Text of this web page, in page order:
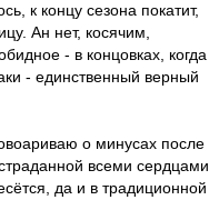
к концу сезона покатит,
Ан нет, косячим,
- в концовках, когда
- единственный верный
о минусах после
всеми сердцами
да и в традиционной